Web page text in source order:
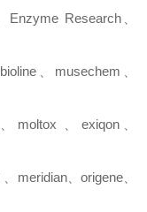
Enzyme Research、
bioline musechem
moltox exiqon、
meridian、 origene、